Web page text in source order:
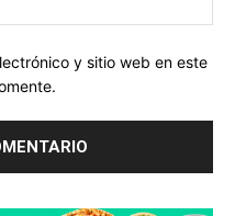
y sitio web en este